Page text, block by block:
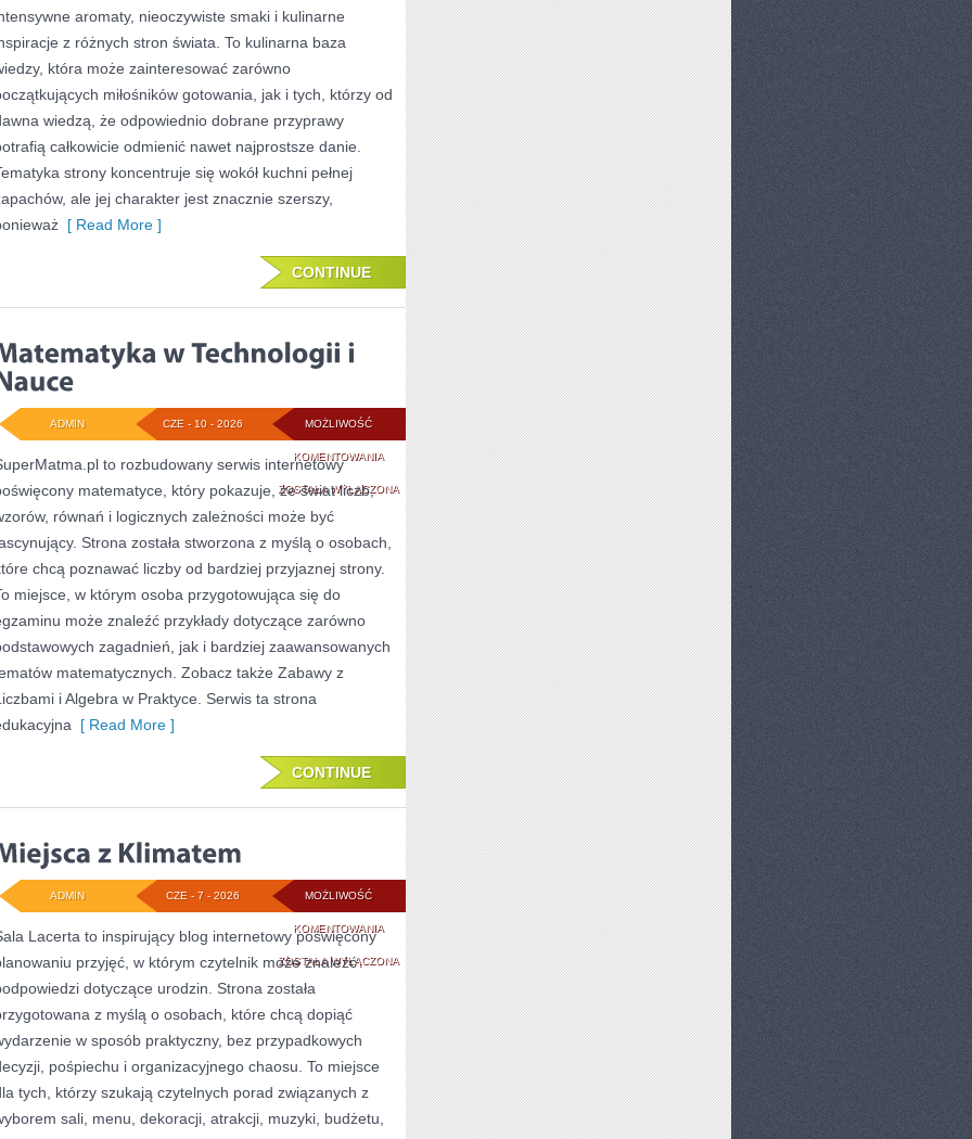
ZAPACHY
aromaty, nieoczywiste smaki i kulinarne
z różnych stron świata. To kulinarna baza
która może zainteresować zarówno
miłośników gotowania, jak i tych, którzy od
wiedzą, że odpowiednio dobrane przyprawy
całkowicie odmienić nawet najprostsze danie.
strony koncentruje się wokół kuchni pełnej
ale jej charakter jest znacznie szerszy,
[ Read More ]
CONTINUE
MOŻLIWOŚĆ
KOMENTOWANIAMATEMATYKA
W
TECHNOLOGII
NAUCE
ZOSTAŁA WYŁĄCZONA
CZE - 10 - 2026
ADMIN
to rozbudowany serwis internetowy
matematyce, który pokazuje, że świat liczb,
równań i logicznych zależności może być
Strona została stworzona z myślą o osobach,
chcą poznawać liczby od bardziej przyjaznej strony.
miejsce, w którym osoba przygotowująca się do
może znaleźć przykłady dotyczące zarówno
zagadnień, jak i bardziej zaawansowanych
matematycznych. Zobacz także Zabawy z
i Algebra w Praktyce. Serwis ta strona
[ Read More ]
CONTINUE
MOŻLIWOŚĆ
KOMENTOWANIAMIEJSCA
Z
KLIMATEM
ZOSTAŁA WYŁĄCZONA
CZE - 7 - 2026
ADMIN
Lacerta to inspirujący blog internetowy poświęcony
przyjęć, w którym czytelnik może znaleźć
dotyczące urodzin. Strona została
z myślą o osobach, które chcą dopiąć
w sposób praktyczny, bez przypadkowych
pośpiechu i organizacyjnego chaosu. To miejsce
tych, którzy szukają czytelnych porad związanych z
sali, menu, dekoracji, atrakcji, muzyki, budżetu,